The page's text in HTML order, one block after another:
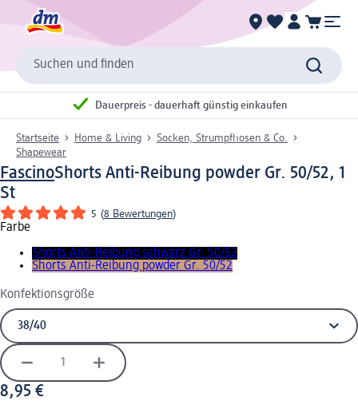
Suchen und finden
Dauerpreis - dauerhaft günstig einkaufen
Startseite Home & Living
Socken, Strumpfhosen & Co.
Shapewear
FascinoShorts Anti-Reibung powder Gr. 50/52, 1
St
5 (8 Bewertungen)
Farbe
Shorts Anti-Reibung schwarz Gr. 50/52
Shorts Anti-Reibung powder Gr. 50/52
Konfektionsgröße
8,95 €